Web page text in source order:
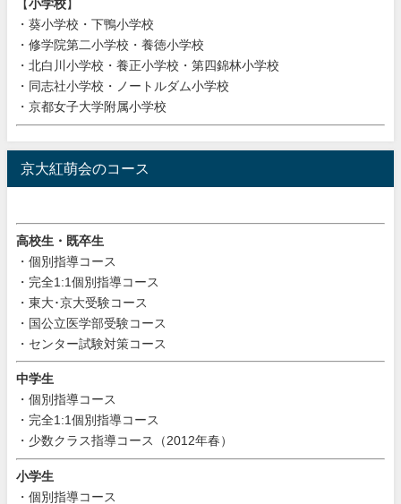
【 小学校 】
・葵小学校・下鴨小学校
・修学院第二小学校・養徳小学校
・北白川小学校・養正小学校・第四錦林小学校
・同志社小学校・ノートルダム小学校
・京都女子大学附属小学校
京大紅萌会のコース
高校生・既卒生
・個別指導コース
・完全1:1個別指導コース
・東大･京大受験コース
・国公立医学部受験コース
・センター試験対策コース
中学生
・個別指導コース
・完全1:1個別指導コース
・少数クラス指導コース（2012年春）
小学生
・個別指導コース